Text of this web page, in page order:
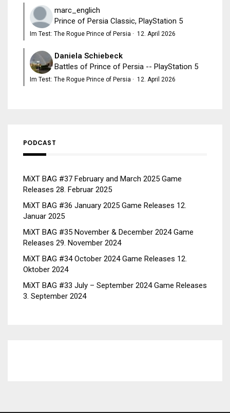
marc_englich
Prince of Persia Classic, PlayStation 5
Im Test: The Rogue Prince of Persia · 12. April 2026
Daniela Schiebeck
Battles of Prince of Persia -- PlayStation 5
Im Test: The Rogue Prince of Persia · 12. April 2026
PODCAST
MiXT BAG #37 February and March 2025 Game
Releases 28. Februar 2025
MiXT BAG #36 January 2025 Game Releases 12.
Januar 2025
MiXT BAG #35 November & December 2024 Game
Releases 29. November 2024
MiXT BAG #34 October 2024 Game Releases 12.
Oktober 2024
MiXT BAG #33 July – September 2024 Game Releases
3. September 2024